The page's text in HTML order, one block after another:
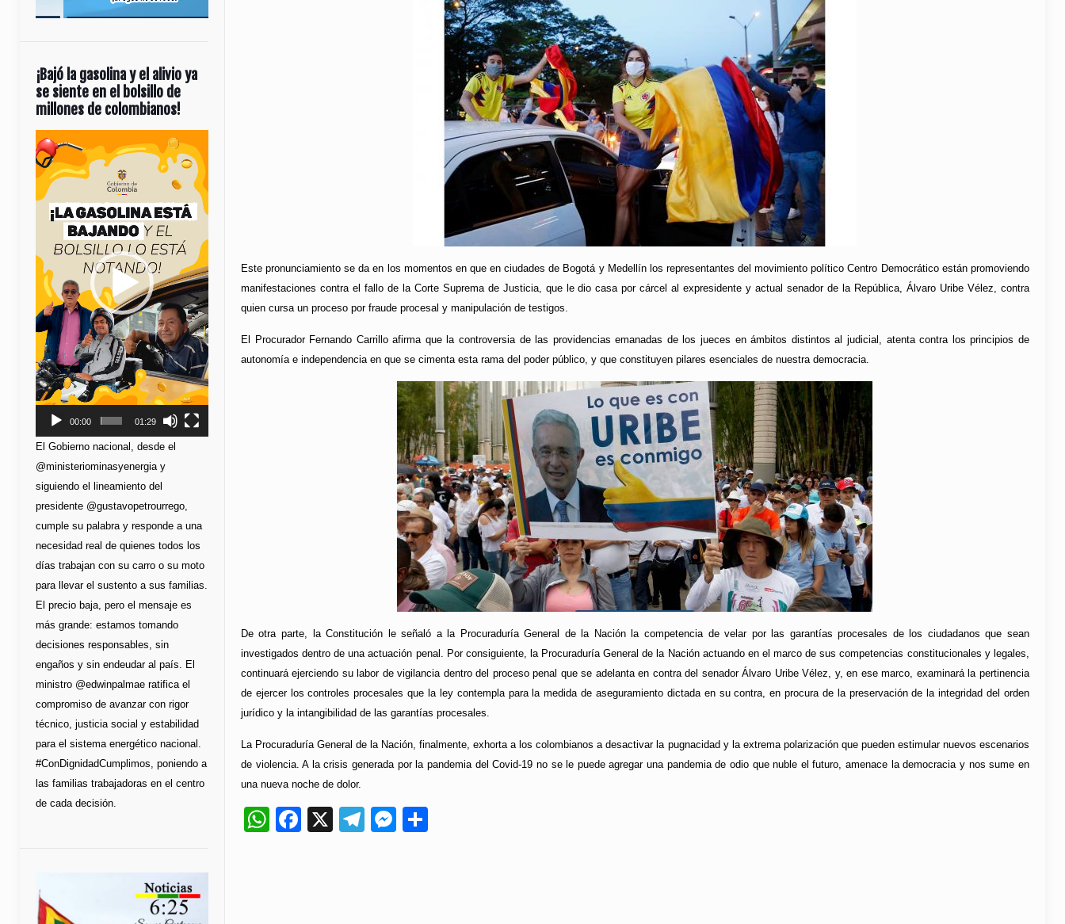
Este pronunciamiento se da en los momentos en que en ciudades de Bogotá y Medellín los representantes del movimiento político Centro Democrático están promoviendo
manifestaciones contra el fallo de la Corte Suprema de Justicia, que le dio casa por cárcel al expresidente y actual senador de la República, Álvaro Uribe Vélez, contra
quien cursa un proceso por fraude procesal y manipulación de testigos.
El Procurador Fernando Carrillo afirma que la controversia de las providencias emanadas de los jueces en ámbitos distintos al judicial, atenta contra los principios de
autonomía e independencia en que se cimenta esta rama del poder público, y que constituyen pilares esenciales de nuestra democracia.
De otra parte, la Constitución le señaló a la Procuraduría General de la Nación la competencia de velar por las garantías procesales de los ciudadanos que sean
investigados dentro de una actuación penal. Por consiguiente, la Procuraduría General de la Nación actuando en el marco de sus competencias constitucionales y legales,
continuará ejerciendo su labor de vigilancia dentro del proceso penal que se adelanta en contra del senador Álvaro Uribe Vélez, y, en ese marco, examinará la pertinencia
de ejercer los controles procesales que la ley contempla para la medida de aseguramiento dictada en su contra, en procura de la preservación de la integridad del orden
jurídico y la intangibilidad de las garantías procesales.
La Procuraduría General de la Nación, finalmente, exhorta a los colombianos a desactivar la pugnacidad y la extrema polarización que pueden estimular nuevos escenarios
de violencia. A la crisis generada por la pandemia del Covid-19 no se le puede agregar una pandemia de odio que nuble el futuro, amenace la democracia y nos sume en
una nueva noche de dolor.
WhatsApp
Facebook
X Telegram
Messenger
¡Bajó la gasolina y el alivio ya
se siente en el bolsillo de
millones de colombianos!
Reproductor
de
vídeo
00:00 01:29
El Gobierno nacional, desde el
@ministeriominasyenergia y
siguiendo el lineamiento del
presidente @gustavopetrourrego,
cumple su palabra y responde a una
necesidad real de quienes todos los
días trabajan con su carro o su moto
para llevar el sustento a sus familias.
El precio baja, pero el mensaje es
más grande: estamos tomando
decisiones responsables, sin
engaños y sin endeudar al país. El
ministro @edwinpalmae ratifica el
compromiso de avanzar con rigor
técnico, justicia social y estabilidad
para el sistema energético nacional.
#ConDignidadCumplimos, poniendo a
las familias trabajadoras en el centro
de cada decisión.